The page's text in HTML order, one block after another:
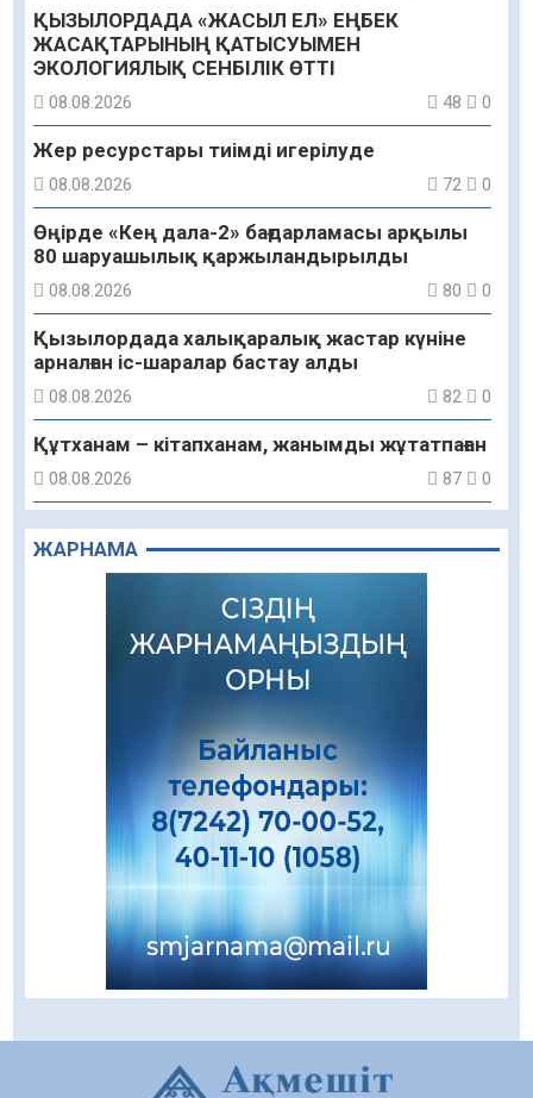
ҚЫЗЫЛОРДАДА «ЖАСЫЛ ЕЛ» ЕҢБЕК
ЖАСАҚТАРЫНЫҢ ҚАТЫСУЫМЕН
ЭКОЛОГИЯЛЫҚ СЕНБІЛІК ӨТТІ
08.08.2026 48 0
Жер ресурстары тиімді игерілуде
08.08.2026 72 0
Өңірде «Кең дала-2» бағдарламасы арқылы
80 шаруашылық қаржыландырылды
08.08.2026 80 0
Қызылордада халықаралық жастар күніне
арналған іс-шаралар бастау алды
08.08.2026 82 0
Құтханам – кітапханам, жанымды жұтатпаған
08.08.2026 87 0
Құрылыс қарқыны – қала дамуының айғағы
08.08.2026
Зәулім ғимараттарда туған жерді түлеткен
азаматтардың қолтаңбасы бар
Еңбегі ерлікпен тең мамандық
Даналықтың шырағданы, ой-сананың
шамшырағы
08.08.2026
Кенеге қарсы залалсыздандыру жұмыстары
жүргізілуде
07.08.2026
ЖАРНАМА